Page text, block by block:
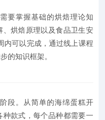
要掌握基础的烘焙理论知
烘焙原理以及食品卫生安
内可以完成，通过线上课程
的知识框架。
段。从简单的海绵蛋糕开
款式，每个品种都需要一